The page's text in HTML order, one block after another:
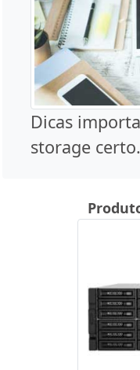
Dicas
storage certo.